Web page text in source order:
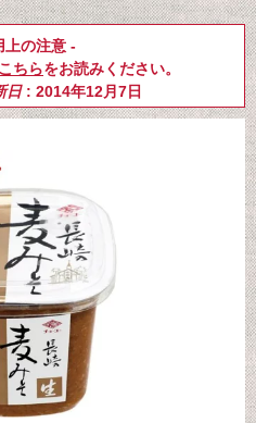
上の注意 -
こちらをお読みください。
日: 2014年12月7日